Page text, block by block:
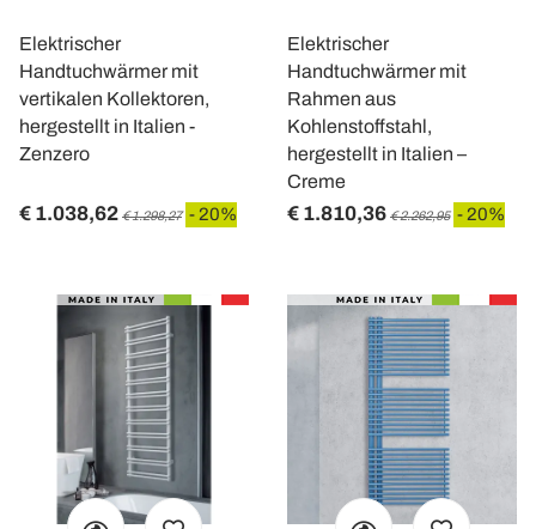
Elektrischer
Handtuchwärmer mit
vertikalen Kollektoren,
hergestellt in Italien -
Zenzero
€ 1.038,62 € 1.298,27 - 20%
Elektrischer
Handtuchwärmer mit
Rahmen aus
Kohlenstoffstahl,
hergestellt in Italien –
Creme
€ 1.810,36 € 2.262,95 - 20%